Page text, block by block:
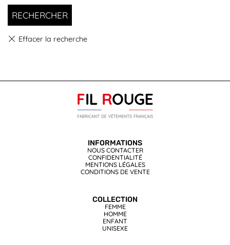
RECHERCHER
INFORMATIONS
NOUS CONTACTER
CONFIDENTIALITÉ
MENTIONS LÉGALES
CONDITIONS DE VENTE
COLLECTION
FEMME
HOMME
ENFANT
UNISEXE